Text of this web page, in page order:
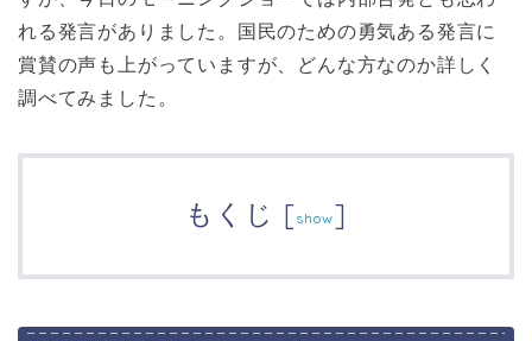
れる発言がありました。国民のための勇気ある発言に
賞賛の声も上がっていますが、どんな方なのか詳しく
調べてみました。
もくじ [show]